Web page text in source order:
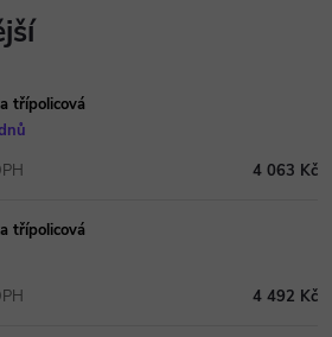
třípolicová
4 063 Kč
třípolicová
4 492 Kč